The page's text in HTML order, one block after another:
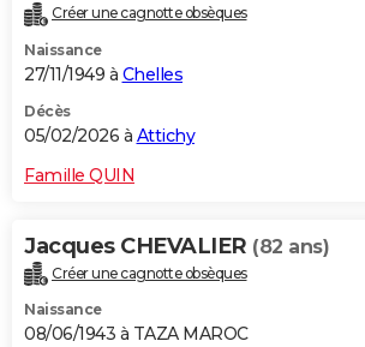
Créer une cagnotte obsèques
Naissance
27/11/1949 à Chelles
Décès
05/02/2026 à Attichy
Famille QUIN
Jacques CHEVALIER (82 ans)
Créer une cagnotte obsèques
Naissance
08/06/1943 à TAZA MAROC